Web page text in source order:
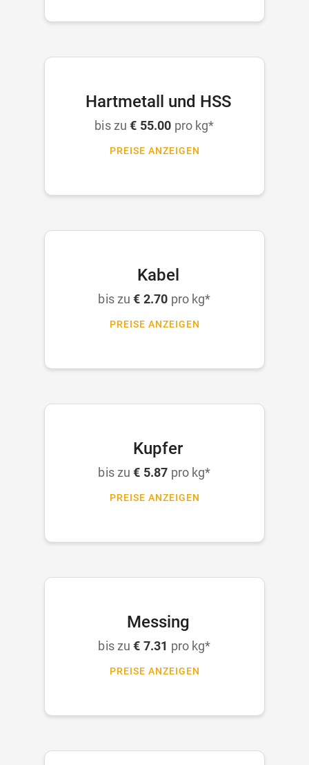
Hartmetall und HSS
bis zu€ 55.00 pro kg*
PREISE ANZEIGEN
Kabel
bis zu€ 2.70 pro kg*
PREISE ANZEIGEN
Kupfer
bis zu€ 5.87 pro kg*
PREISE ANZEIGEN
Messing
bis zu€ 7.31 pro kg*
PREISE ANZEIGEN